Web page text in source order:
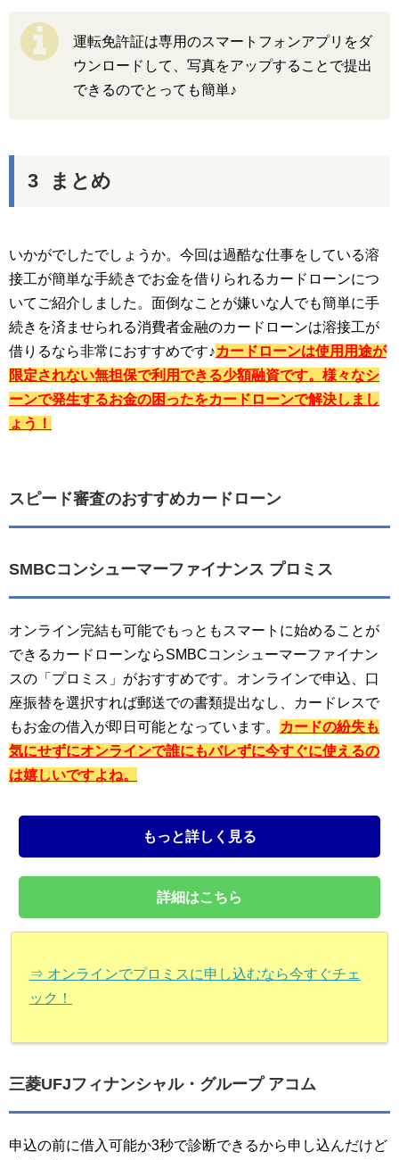
運転免許証は専用のスマートフォンアプリをダ
ウンロードして、写真をアップすることで提出
できるのでとっても簡単♪
まとめ
いかがでしたでしょうか。今回は過酷な仕事をしている溶
接工が簡単な手続きでお金を借りられるカードローンにつ
いてご紹介しました。面倒なことが嫌いな人でも簡単に手
続きを済ませられる消費者金融のカードローンは溶接工が
借りるなら非常におすすめです♪カードローンは使用用途が
限定されない無担保で利用できる少額融資です。様々なシ
ーンで発生するお金の困ったをカードローンで解決しまし
ょう！
スピード審査のおすすめカードローン
SMBCコンシューマーファイナンス プロミス
オンライン完結も可能でもっともスマートに始めることが
できるカードローンならSMBCコンシューマーファイナン
スの「プロミス」がおすすめです。オンラインで申込、口
座振替を選択すれば郵送での書類提出なし、カードレスで
もお金の借入が即日可能となっています。
カードの紛失も
気にせずにオンラインで誰にもバレずに今すぐに使えるの
は嬉しいですよね。
もっと詳しく見る
詳細はこちら
⇒ オンラインでプロミスに申し込むなら今すぐチェ
ック！
三菱UFJフィナンシャル・グループ アコム
申込の前に借入可能か3秒で診断できるから申し込んだけど